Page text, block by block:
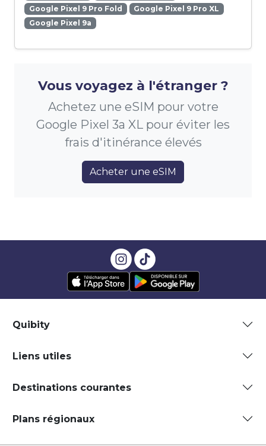
Google Pixel 9 Pro Fold
Google Pixel 9 Pro XL
Google Pixel 9a
Vous voyagez à l'étranger ?
Achetez une eSIM pour votre
Google Pixel 3a XL pour éviter les
frais d'itinérance élevés
Acheter une eSIM
Quibity
Liens utiles
Destinations courantes
Plans régionaux